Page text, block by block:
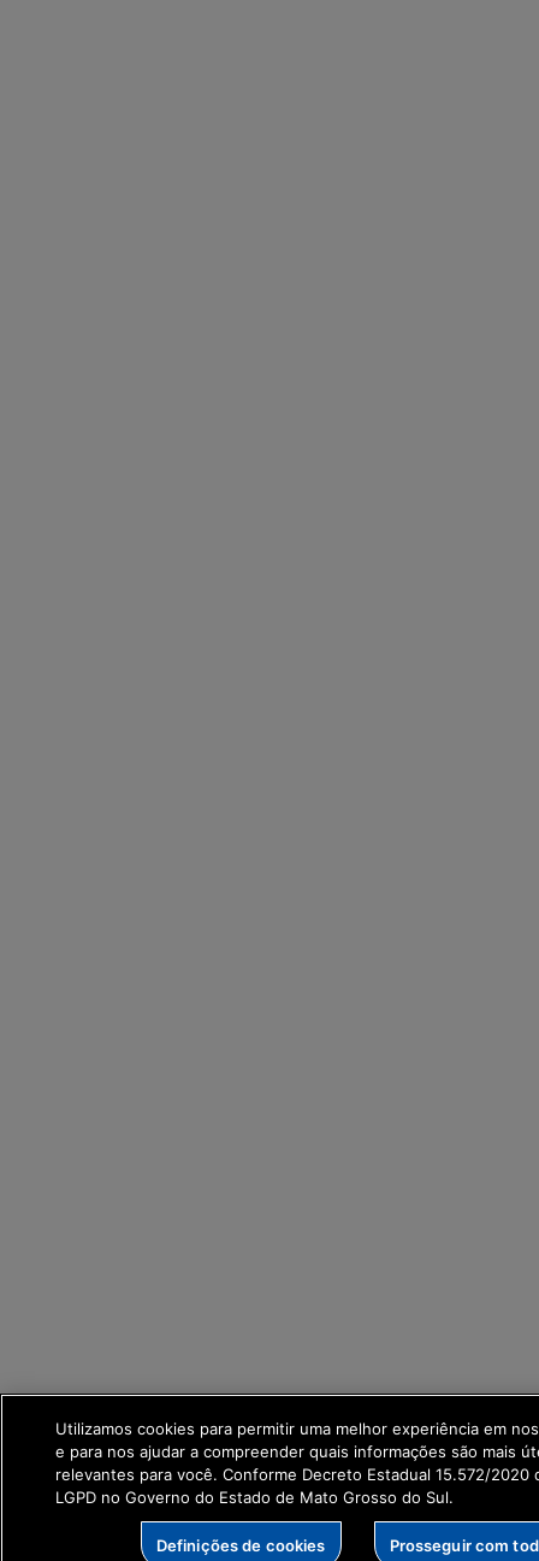
Utilizamos cookies para permitir uma melhor experiência em
e para nos ajudar a compreender quais informações são mais
relevantes para você. Conforme Decreto Estadual 15.572/2020
LGPD no Governo do Estado de Mato Grosso do Sul.
Definições de cookies Prosseguir com